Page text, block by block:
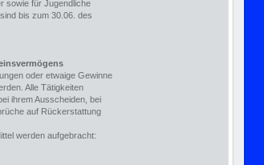
sowie für Jugendliche
bis zum 30.06. des
oder etwaige Gewinne
Alle Tätigkeiten
ihrem Ausscheiden, bei
auf Rückerstattung
werden aufgebracht: